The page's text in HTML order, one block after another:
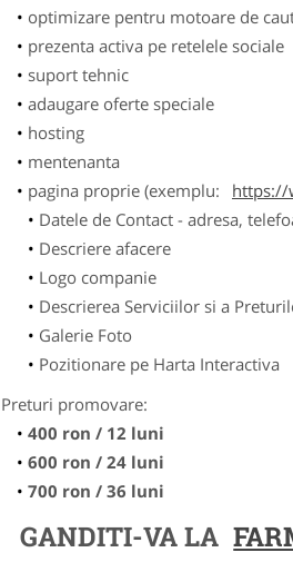
optimizare pentru motoare de
prezenta activa pe retelele sociale
suport tehnic
adaugare oferte speciale
hosting
mentenanta
pagina proprie (exemplu:
https://
Datele de Contact - adresa,
Descriere afacere
Logo companie
Descrierea Serviciilor si a
Galerie Foto
Pozitionare pe Harta Interactiva
Preturi promovare:
400 ron / 12 luni
600 ron / 24 luni
700 ron / 36 luni
GANDITI-VA LA